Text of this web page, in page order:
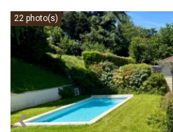
22 photo(s)